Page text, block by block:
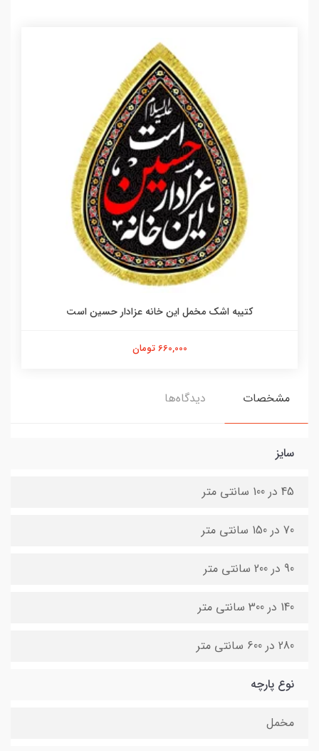
کتیبه اشک مخمل این خانه عزادار حسین است
660,000 تومان
مشخصات دیدگاه‌ها
سایز
45 در 100 سانتی متر
70 در 150 سانتی متر
90 در 200 سانتی متر
140 در 300 سانتی متر
280 در 600 سانتی متر
نوع پارچه
مخمل